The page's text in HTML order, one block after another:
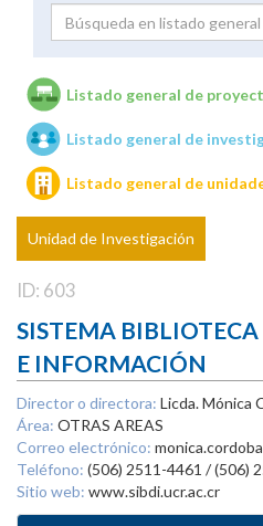
Unidades de
Listado general de
Listado general de
Listado general de
Unidad de Investigación
ID: 603
SISTEMA
E INFORMACIÓN
Director o directora: Licda. Mónica
Área: OTRAS AREAS
Correo electrónico:
Teléfono: (506) 2511-4461 / (506)
Sitio web: www.sibdi.ucr.ac.cr